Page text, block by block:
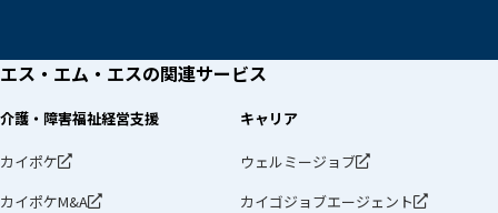
エス・エム・エスの関連サービス
介護・障害福祉経営支援
カイポケ
カイポケM&A
キャリア
ウェルミージョブ
カイゴジョブエージェント